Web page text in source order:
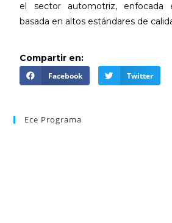
el sector automotriz,
basada en altos estándares de
Compartir en:
Facebook Twitter
Ece Programa